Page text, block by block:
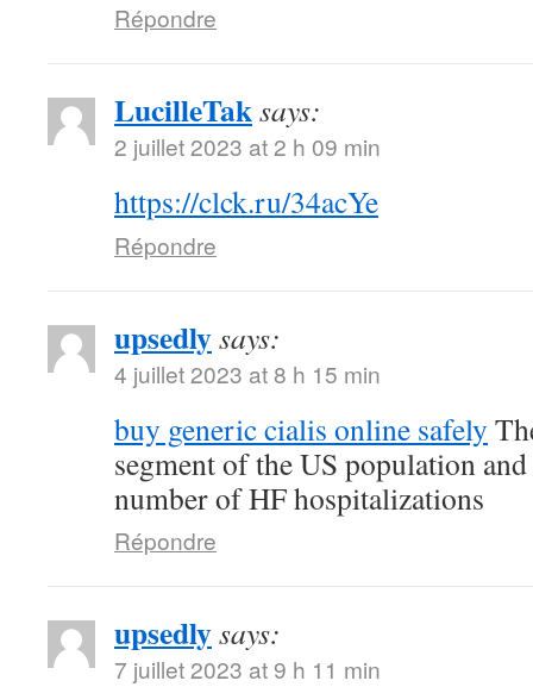
Répondre
LucilleTaksays:
2 juillet 2023 at 2 h 09 min
https://clck.ru/34acYe
Répondre
upsedlysays:
4 juillet 2023 at 8 h 15 min
buy generic cialis online safely
segment of the US population
number of HF hospitalizations
Répondre
upsedlysays:
7 juillet 2023 at 9 h 11 min